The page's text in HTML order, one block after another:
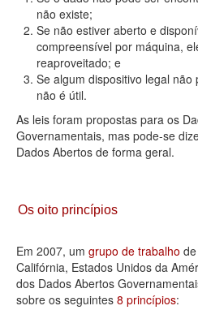
não existe;
Se não estiver aberto e
compreensível por máquina,
reaproveitado; e
Se algum dispositivo legal
não é útil.
As leis foram propostas para os
Governamentais, mas pode-se
Dados Abertos de forma geral.
Os oito princípios
Em 2007, um grupo de trabalho
Califórnia, Estados Unidos da
dos Dados Abertos
sobre os seguintes 8 princípios: